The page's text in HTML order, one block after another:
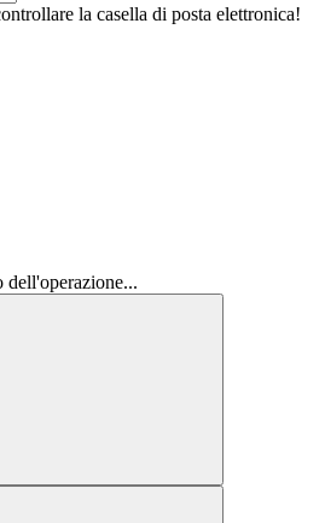
la casella di posta elettronica!
dell'operazione...